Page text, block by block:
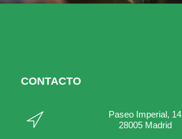
CONTACTO
Paseo Imperial, 14
28005 Madrid